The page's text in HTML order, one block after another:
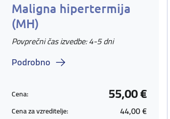
Maligna hipertermija
(MH)
Povprečni čas izvedbe: 4-5 dni
Podrobno
Cena: 55,00 €
Cena za vzreditelje: 44,00 €